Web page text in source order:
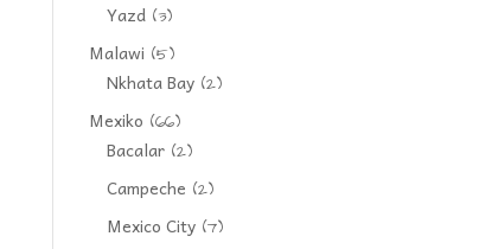
Yazd (3)
Malawi (5)
Nkhata Bay (2)
Mexiko (66)
Bacalar (2)
Campeche (2)
Mexico City (7)